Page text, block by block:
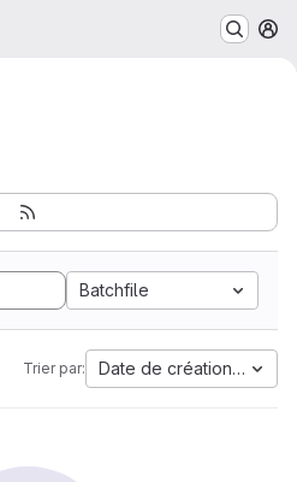
Batchfile
Trier par: Date de création la plus